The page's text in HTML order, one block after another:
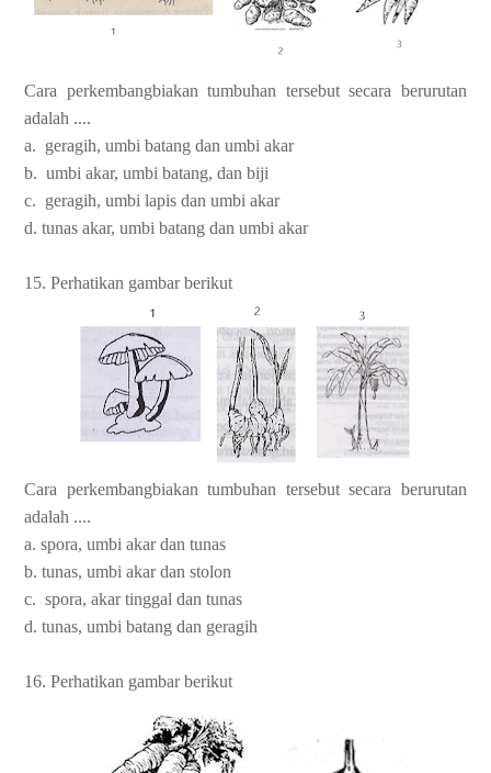
Cara perkembangbiakan tumbuhan tersebut secara berurutan
adalah ....
a. geragih, umbi batang dan umbi akar
b. umbi akar, umbi batang, dan biji
c. geragih, umbi lapis dan umbi akar
d. tunas akar, umbi batang dan umbi akar
15. Perhatikan gambar berikut
Cara perkembangbiakan tumbuhan tersebut secara berurutan
adalah ....
a. spora, umbi akar dan tunas
b. tunas, umbi akar dan stolon
c. spora, akar tinggal dan tunas
d. tunas, umbi batang dan geragih
16. Perhatikan gambar berikut